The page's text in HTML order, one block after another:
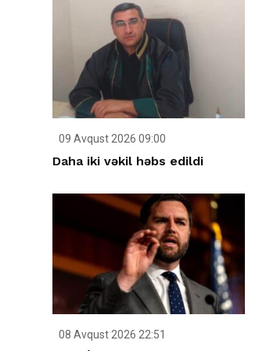
09 Avqust 2026 09:00
Daha iki vəkil həbs edildi
08 Avqust 2026 22:51